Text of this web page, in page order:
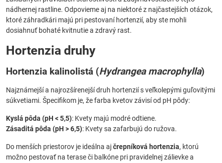
nádhernej rastline. Odpovieme aj na niektoré z najčastejších otázok,
ktoré záhradkári majú pri pestovaní hortenzií, aby ste mohli
dosiahnuť bohaté kvitnutie a zdravý rast.
Hortenzia druhy
Hortenzia kalinolistá (Hydrangea macrophylla)
Najznámejší a najrozšírenejší druh hortenzií s veľkolepými guľovitými
súkvetiami. Špecifikom je, že farba kvetov závisí od pH pôdy:
Kyslá pôda (pH < 5,5): Kvety majú modré odtiene.
Zásaditá pôda (pH > 6,5): Kvety sa zafarbujú do ružova.
Do menších priestorov je ideálna ajčrepníková hortenzia, ktorú
možno pestovať na terase či balkóne pri pravidelnej zálievke a